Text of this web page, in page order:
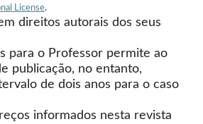
License.
direitos autorais dos seus
para o Professor permite ao
publicação, no entanto,
de dois anos para o caso
informados nesta revista